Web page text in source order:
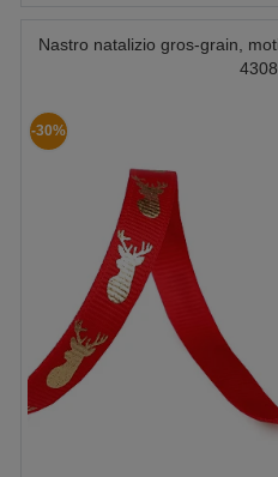
Nastro natalizio gros-grain,
-30%